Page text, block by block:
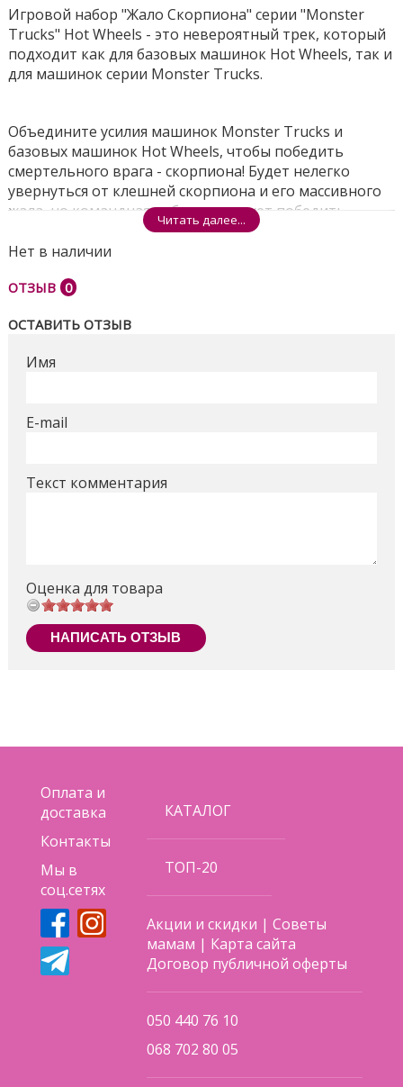
Игровой набор "Жало Скорпиона" серии "Monster
Trucks" Hot Wheels - это невероятный трек, который
подходит как для базовых машинок Hot Wheels, так и
для машинок серии Monster Trucks.
Объедините усилия машинок Monster Trucks и
базовых машинок Hot Wheels, чтобы победить
смертельного врага - скорпиона! Будет нелегко
увернуться от клешней скорпиона и его массивного
жала, но командная работа поможет победить
В комплект входит один эксклюзивный автомобиль
базовый автомобиль Hot Wheels® масштаба 1:64.
Читать далее...
Нет в наличии
ОТЗЫВ 0
ОСТАВИТЬ ОТЗЫВ
Имя
E-mail
Текст комментария
Оценка для товара
НАПИСАТЬ ОТЗЫВ
Оплата и
доставка
Контакты
Мы в
соц.сетях
КАТАЛОГ
ТОП-20
Акции и скидки |Советы
мамам | Карта сайта
Договор публичной оферты
050 440 76 10
068 702 80 05